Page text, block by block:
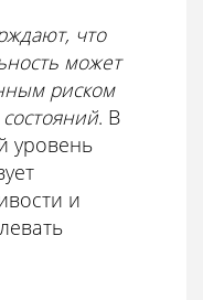
что
может
риском
. В
уровень
и